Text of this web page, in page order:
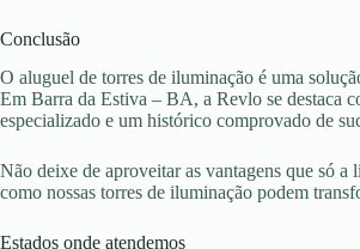
Conclusão
O aluguel de torres de iluminação é uma
Em Barra da Estiva – BA, a Revlo se destaca
especializado e um histórico comprovado de
Não deixe de aproveitar as vantagens que só
como nossas torres de iluminação podem
Estados onde atendemos